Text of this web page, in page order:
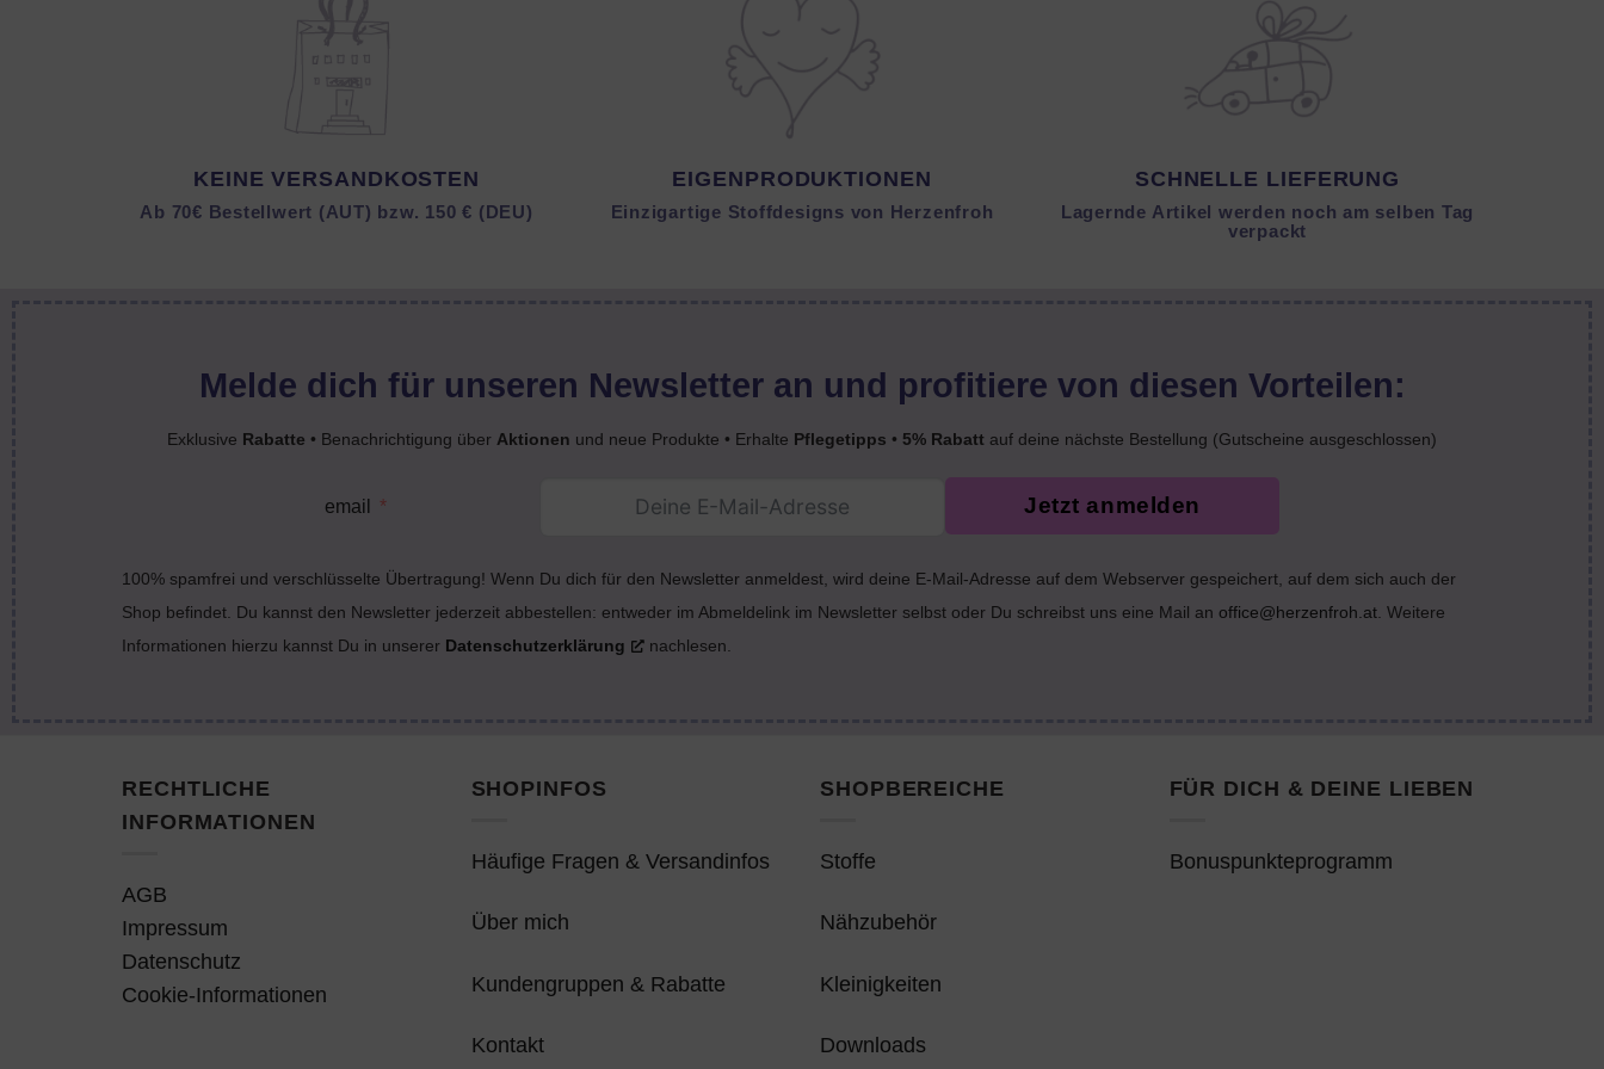
KEINE VERSANDKOSTEN
Ab 70€ Bestellwert (AUT) bzw. 150 € (DEU)
EIGENPRODUKTIONEN
Einzigartige Stoffdesigns von Herzenfroh
SCHNELLE LIEFERUNG
Lagernde Artikel werden noch am selben Tag
verpackt
Melde dich für unseren Newsletter an und profitiere von diesen Vorteilen:
Exklusive Rabatte • Benachrichtigung über Aktionen und neue Produkte • Erhalte Pflegetipps • 5% Rabatt auf deine nächste Bestellung (Gutscheine ausgeschlossen)
email Jetzt anmelden
100% spamfrei und verschlüsselte Übertragung! Wenn Du dich für den Newsletter anmeldest, wird deine E-Mail-Adresse auf dem Webserver gespeichert, auf dem sich auch der
Shop befindet. Du kannst den Newsletter jederzeit abbestellen: entweder im Abmeldelink im Newsletter selbst oder Du schreibst uns eine Mail an office@herzenfroh.at . Weitere
Informationen hierzu kannst Du in unserer Datenschutzerklärung nachlesen.
RECHTLICHE
INFORMATIONEN
AGB
Impressum
Datenschutz
Cookie-Informationen
SHOPINFOS
Häufige Fragen & Versandinfos
Über mich
Kundengruppen & Rabatte
Kontakt
SHOPBEREICHE
Stoffe
Nähzubehör
Kleinigkeiten
Downloads
FÜR DICH & DEINE LIEBEN
Bonuspunkteprogramm